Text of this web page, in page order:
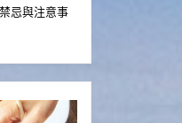
忌與注意事